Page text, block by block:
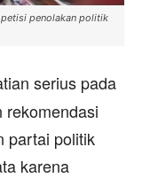
petisi penolakan politik
serius pada
rekomendasi
partai politik
karena